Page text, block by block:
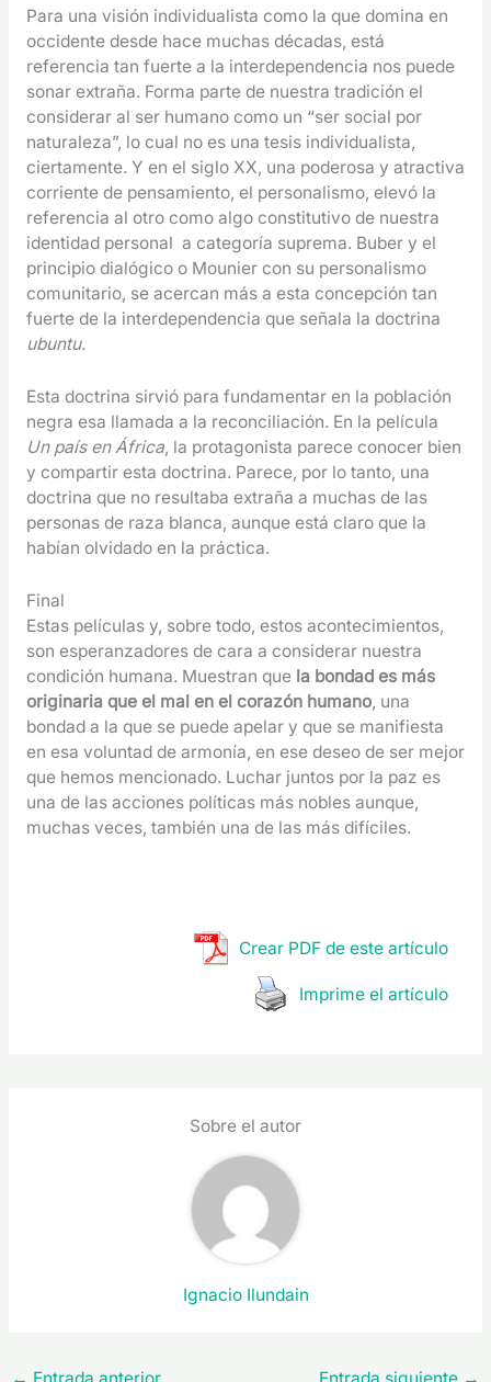
Para una visión individualista como la que domina en
occidente desde hace muchas décadas, está
referencia tan fuerte a la interdependencia nos puede
sonar extraña. Forma parte de nuestra tradición el
considerar al ser humano como un “ser social por
naturaleza”, lo cual no es una tesis individualista,
ciertamente. Y en el siglo XX, una poderosa y atractiva
corriente de pensamiento, el personalismo, elevó la
referencia al otro como algo constitutivo de nuestra
identidad personal a categoría suprema. Buber y el
principio dialógico o Mounier con su personalismo
comunitario, se acercan más a esta concepción tan
fuerte de la interdependencia que señala la doctrina
ubuntu.
Esta doctrina sirvió para fundamentar en la población
negra esa llamada a la reconciliación. En la película
Un país en África, la protagonista parece conocer bien
y compartir esta doctrina. Parece, por lo tanto, una
doctrina que no resultaba extraña a muchas de las
personas de raza blanca, aunque está claro que la
habían olvidado en la práctica.
Final
Estas películas y, sobre todo, estos acontecimientos,
son esperanzadores de cara a considerar nuestra
condición humana. Muestran que la bondad es más
originaria que el mal en el corazón humano, una
bondad a la que se puede apelar y que se manifiesta
en esa voluntad de armonía, en ese deseo de ser mejor
que hemos mencionado. Luchar juntos por la paz es
una de las acciones políticas más nobles aunque,
muchas veces, también una de las más difíciles.
Crear PDF de este artículo
Imprime el artículo
Sobre el autor
Ignacio Ilundain